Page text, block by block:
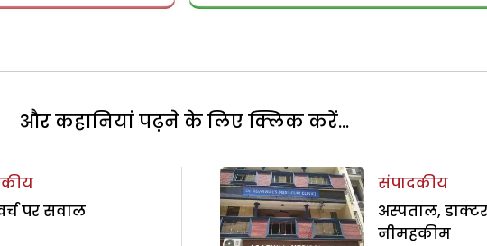
और कहानियां पढ़ने के लिए क्लिक करें...
पर सवाल
संपादकीय
अस्पताल,
नीमहकीम